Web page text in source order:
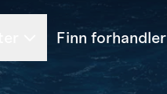
Finn forhandler